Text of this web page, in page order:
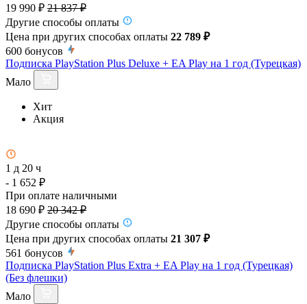
19 990 ₽ 21 837 ₽
Другие способы оплаты
Цена при других способах оплаты 22 789 ₽
600 бонусов
Подписка PlayStation Plus Deluxe + EA Play на 1 год (Турецкая)
Мало
Хит
Акция
1 д 20 ч
- 1 652 ₽
При оплате наличными
18 690 ₽ 20 342 ₽
Другие способы оплаты
Цена при других способах оплаты 21 307 ₽
561 бонусов
Подписка PlayStation Plus Extra + EA Play на 1 год (Турецкая)
(Без флешки)
Мало